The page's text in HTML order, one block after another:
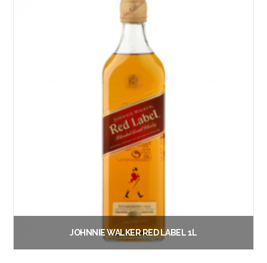
JOHNNIE WALKER RED LABEL 1L